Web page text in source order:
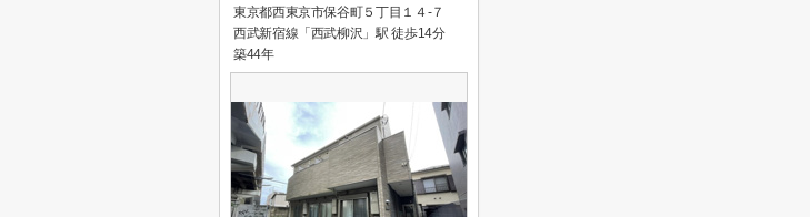
東京都西東京市保谷町５丁目１４-７
西武新宿線「西武柳沢」駅 徒歩14分
築44年